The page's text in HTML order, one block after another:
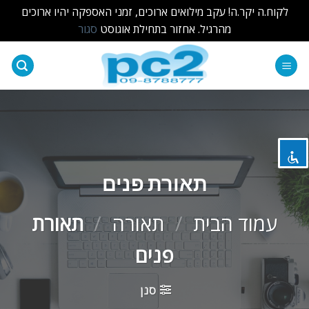
visibility_off השבת את ההבזקים
zoom_out זום (הקטנה)
zoom_in זום (הגדלה)
remove_circle_outline הקטנת גופן
הגדלת גופן
גופן קריא
לקוח.ה יקר.ה! עקב מילואים ארוכים, זמני האספקה יהיו ארוכים
מהרגיל. אחזור בתחילת אוגוסט סגור
תאורת פנים
עמוד הבית / תאורה / תאורת
פנים
סנן